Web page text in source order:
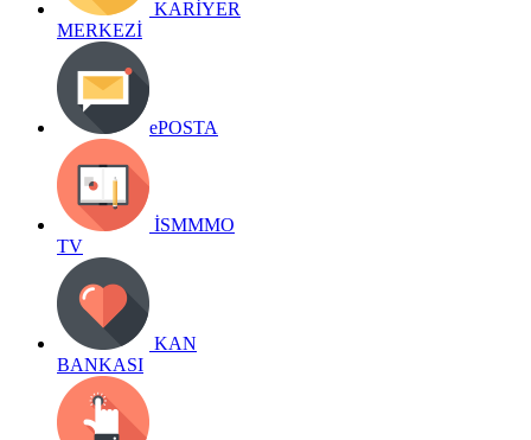
KARİYER
MERKEZİ
ePOSTA
İSMMMO
TV
KAN
BANKASI